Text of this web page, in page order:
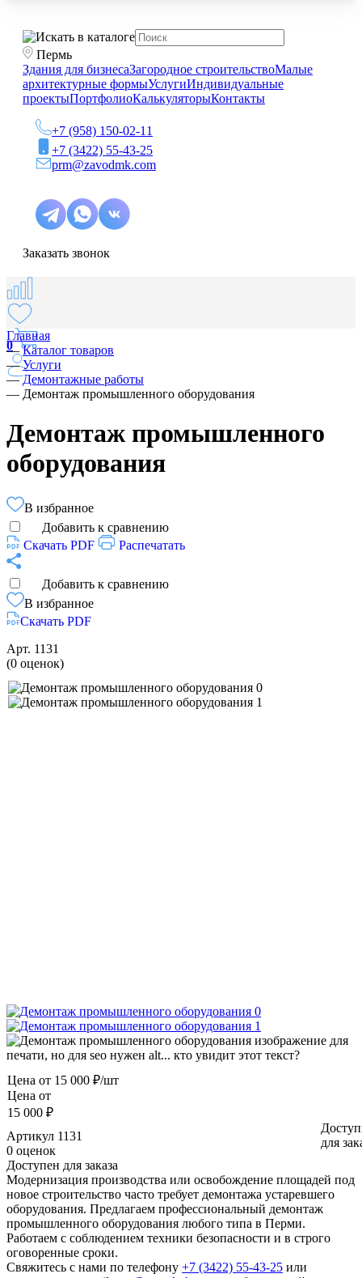
Пермь
Здания для бизнесаЗагородное строительствоМалые
архитектурные формыУслугиИндивидуальные
проектыПортфолиоКалькуляторыКонтакты
+7 (958) 150-02-11
+7 (3422) 55-43-25
prm@zavodmk.com
Заказать звонок
0
Главная
—Каталог товаров
—Услуги
—Демонтажные работы
— Демонтаж промышленного оборудования
Демонтаж промышленного
оборудования
В избранное
Добавить к сравнению
Скачать PDF
Распечатать
Добавить к сравнению
В избранное
Скачать PDF
Арт. 1131
(0 оценок)
Цена от 15 000 ₽/шт
Цена от
15 000 ₽
для
Артикул 1131
0 оценок
Доступен для заказа
Модернизация производства или освобождение площадей под
новое строительство часто требует демонтажа устаревшего
оборудования. Предлагаем профессиональный демонтаж
промышленного оборудования любого типа в Перми.
Работаем с соблюдением техники безопасности и в строго
оговоренные сроки.
Свяжитесь с нами по телефону +7 (3422) 55-43-25 или